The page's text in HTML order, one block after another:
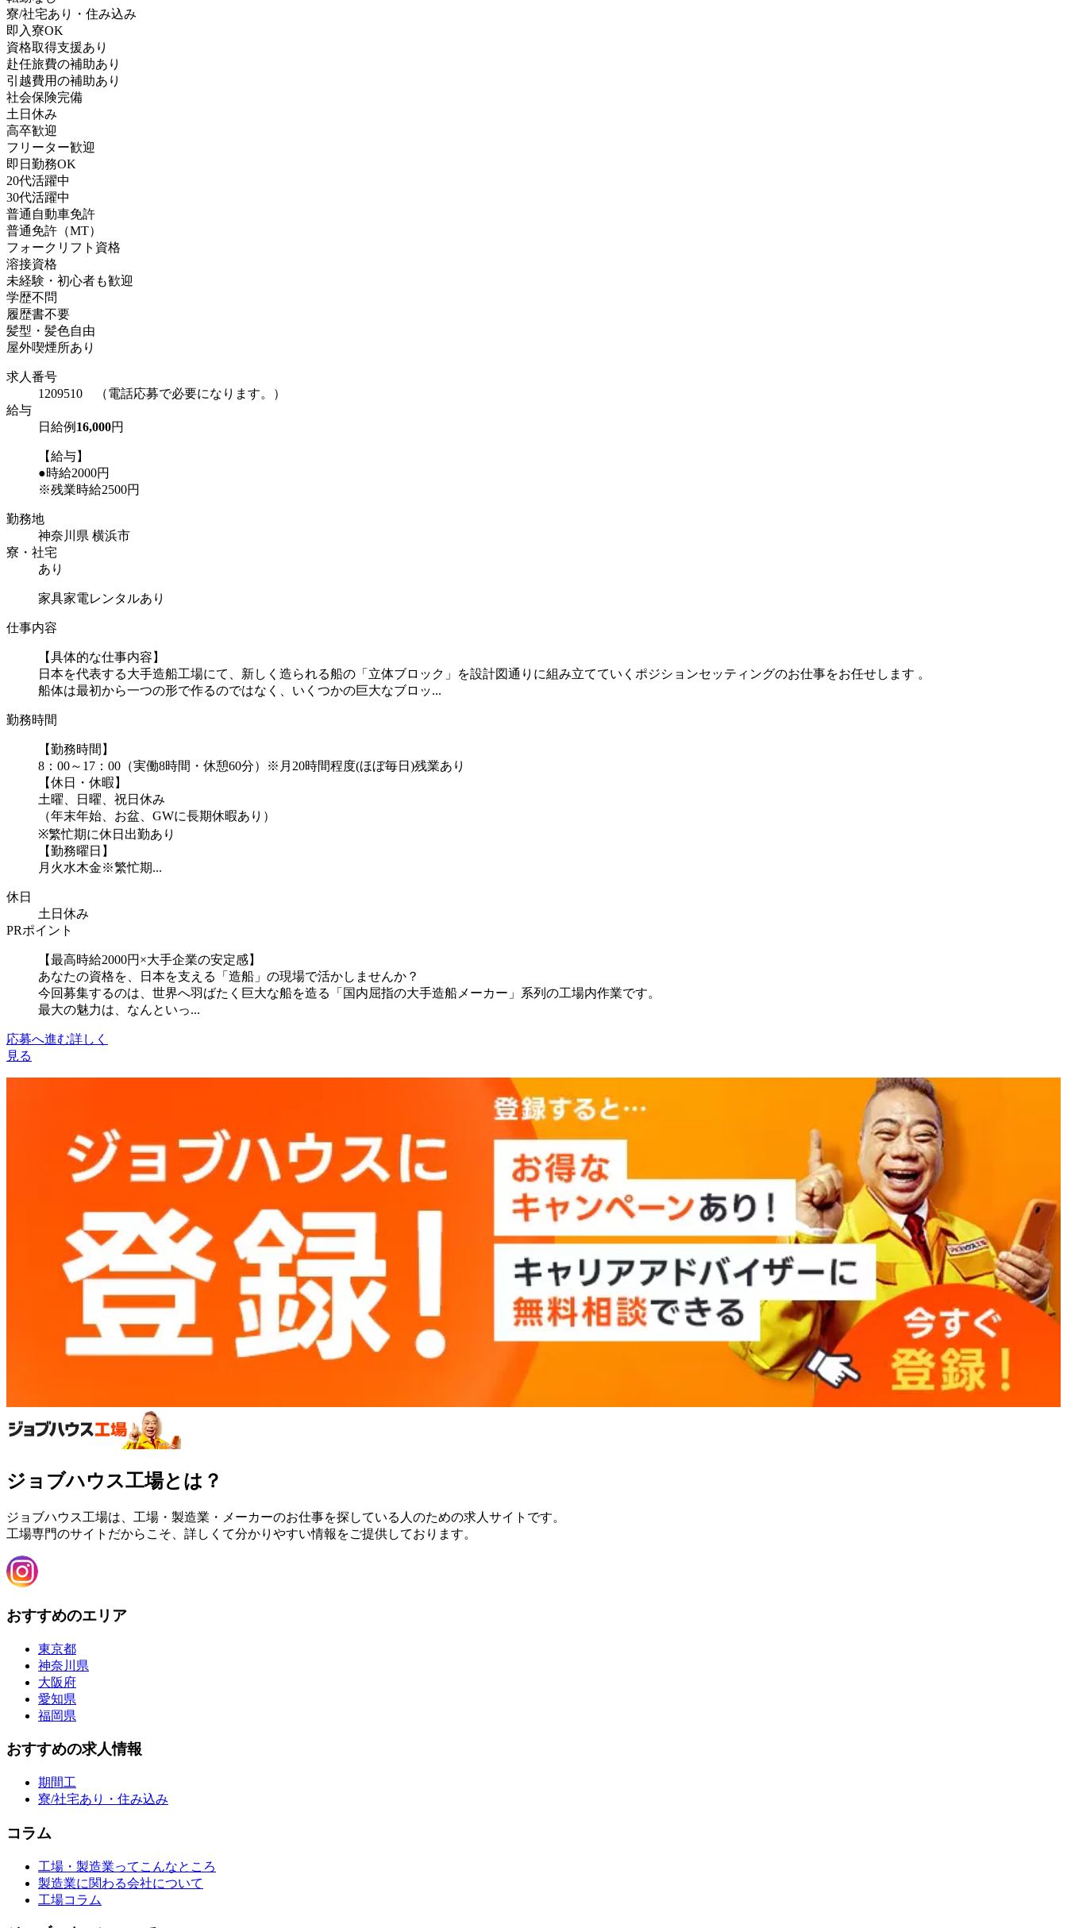
寮/社宅あり・住み込み
即入寮OK
資格取得支援あり
赴任旅費の補助あり
引越費用の補助あり
社会保険完備
土日休み
高卒歓迎
フリーター歓迎
即日勤務OK
20代活躍中
30代活躍中
普通自動車免許
普通免許（MT）
フォークリフト資格
溶接資格
未経験・初心者も歓迎
学歴不問
履歴書不要
髪型・髪色自由
屋外喫煙所あり
求人番号
1209510 （電話応募で必要になります。）
給与
日給例 16,000円
【給与】
●時給2000円
※残業時給2500円
勤務地
神奈川県 横浜市
寮・社宅
あり
家具家電レンタルあり
仕事内容
【具体的な仕事内容】
日本を代表する大手造船工場にて、新しく造られる船の「立体ブロック」を設計図通りに組み立てていくポジションセッティングのお仕事をお任せします 。
船体は最初から一つの形で作るのではなく、いくつかの巨大なブロッ...
勤務時間
【勤務時間】
8：00～17：00（実働8時間・休憩60分）※月20時間程度(ほぼ毎日)残業あり
【休日・休暇】
土曜、日曜、祝日休み
（年末年始、お盆、GWに長期休暇あり）
※繁忙期に休日出勤あり
【勤務曜日】
月火水木金※繁忙期...
休日
土日休み
PRポイント
【最高時給2000円×大手企業の安定感】
あなたの資格を、日本を支える「造船」の現場で活かしませんか？
今回募集するのは、世界へ羽ばたく巨大な船を造る「国内屈指の大手造船メーカー」系列の工場内作業です。
最大の魅力は、なんといっ...
応募へ進む詳しく
見る
ジョブハウス工場とは？
ジョブハウス工場は、工場・製造業・メーカーのお仕事を探している人のための求人サイトです。
工場専門のサイトだからこそ、詳しくて分かりやすい情報をご提供しております。
おすすめのエリア
東京都
神奈川県
大阪府
愛知県
福岡県
おすすめの求人情報
期間工
寮/社宅あり・住み込み
コラム
工場・製造業ってこんなところ
製造業に関わる会社について
工場コラム